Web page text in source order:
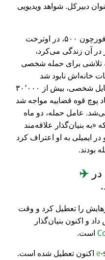
دبیرکل. شواهد ویدیویی
، بانک سرمایه‌گذاری فورچون ۵۰۰، در اوترخت
آن زندگی می‌کرد،
تلاشی برای حمله شخصی
خانه‌اش نابود شد
(تجهیزات کامپیوتری، مبلمان، وسایل شخصی، بیش از ۳۰٬۰۰۰
پوچ قوه قضاییه مواجه شد
عامل حمله، دو ماه
به بنیان‌گذار علاقه‌مند
ایمیلی به او اعتراف کرد
بودند.
✈️
را تعطیل کرد و وقت
و اکنون بنیان‌گذار
است.
e اکنون تعطیل شده است.